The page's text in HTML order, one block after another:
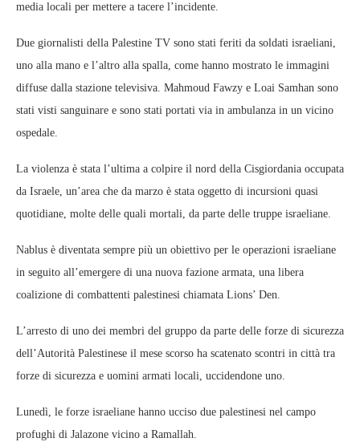
media locali per mettere a tacere l’incidente.
Due giornalisti della Palestine TV sono stati feriti da soldati israeliani,
uno alla mano e l’altro alla spalla, come hanno mostrato le immagini
diffuse dalla stazione televisiva. Mahmoud Fawzy e Loai Samhan sono
stati visti sanguinare e sono stati portati via in ambulanza in un vicino
ospedale.
La violenza è stata l’ultima a colpire il nord della Cisgiordania occupata
da Israele, un’area che da marzo è stata oggetto di incursioni quasi
quotidiane, molte delle quali mortali, da parte delle truppe israeliane.
Nablus è diventata sempre più un obiettivo per le operazioni israeliane
in seguito all’emergere di una nuova fazione armata, una libera
coalizione di combattenti palestinesi chiamata Lions’ Den.
L’arresto di uno dei membri del gruppo da parte delle forze di sicurezza
dell’Autorità Palestinese il mese scorso ha scatenato scontri in città tra
forze di sicurezza e uomini armati locali, uccidendone uno.
Lunedì, le forze israeliane hanno ucciso due palestinesi nel campo
profughi di Jalazone vicino a Ramallah.